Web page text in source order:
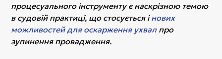
процесуального інструменту є наскрізною темою
в судовій практиці, що стосується інових
можливостей для оскарження ухвалпро
зупинення провадження.